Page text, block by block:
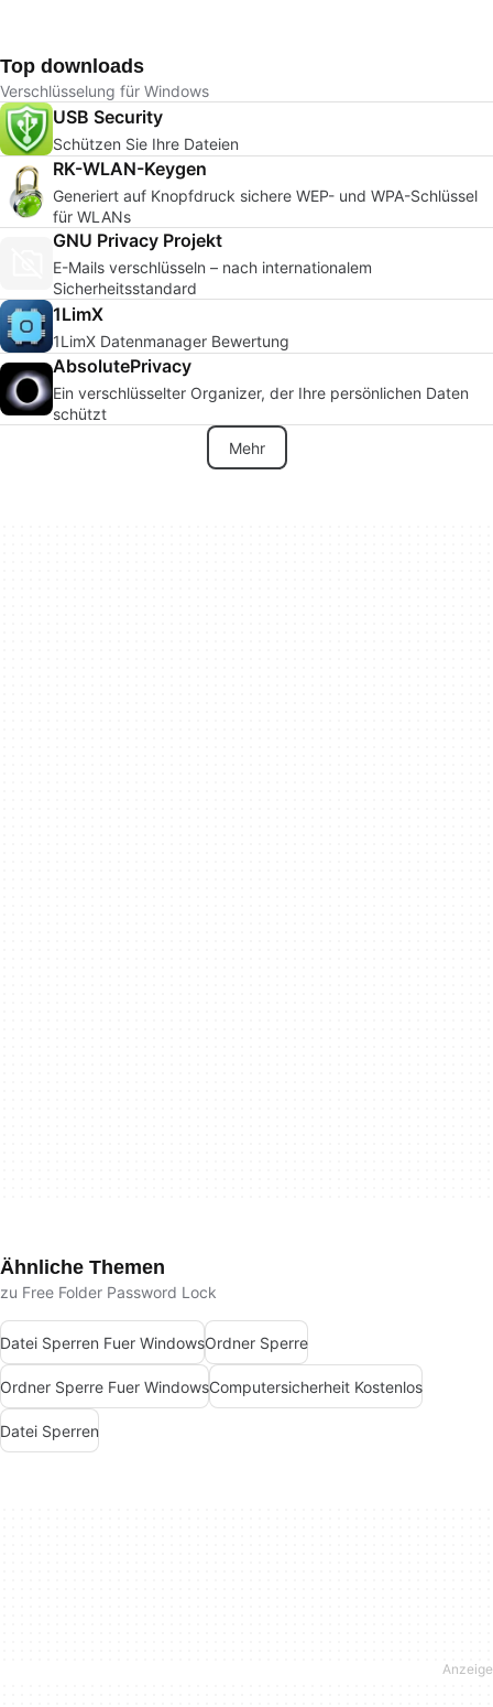
Top downloads
Verschlüsselung für Windows
USB Security
Schützen Sie Ihre Dateien
RK-WLAN-Keygen
Generiert auf Knopfdruck sichere WEP- und WPA-Schlüssel
für WLANs
GNU Privacy Projekt
E-Mails verschlüsseln – nach internationalem
Sicherheitsstandard
1LimX
1LimX Datenmanager Bewertung
AbsolutePrivacy
Ein verschlüsselter Organizer, der Ihre persönlichen Daten
schützt
Mehr
Ähnliche Themen
zu Free Folder Password Lock
Datei Sperren Fuer WindowsOrdner Sperre
Ordner Sperre Fuer WindowsComputersicherheit Kostenlos
Datei Sperren